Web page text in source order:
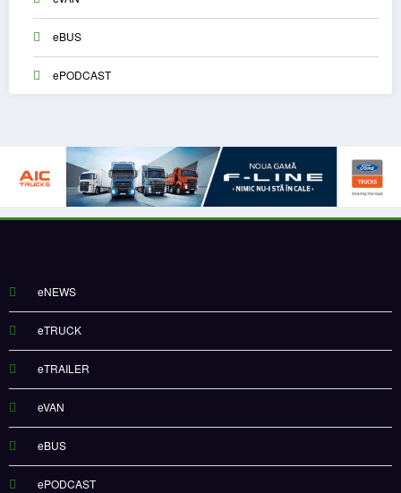
eBUS
ePODCAST
eNEWS
eTRUCK
eTRAILER
eVAN
eBUS
ePODCAST